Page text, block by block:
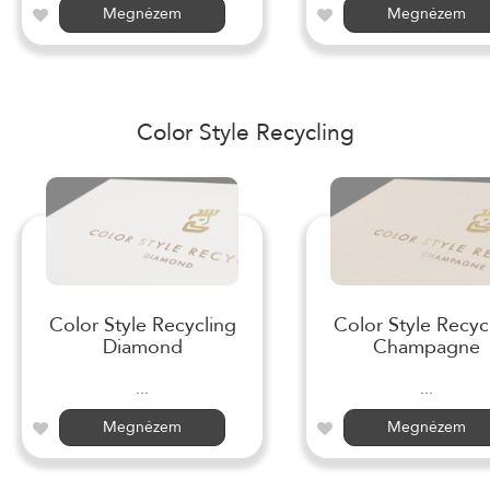
Megnézem
Megnézem
Color Style Recycling
Color Style Recycling
Diamond
...
Megnézem
Color Style
Champagne
...
Megnézem